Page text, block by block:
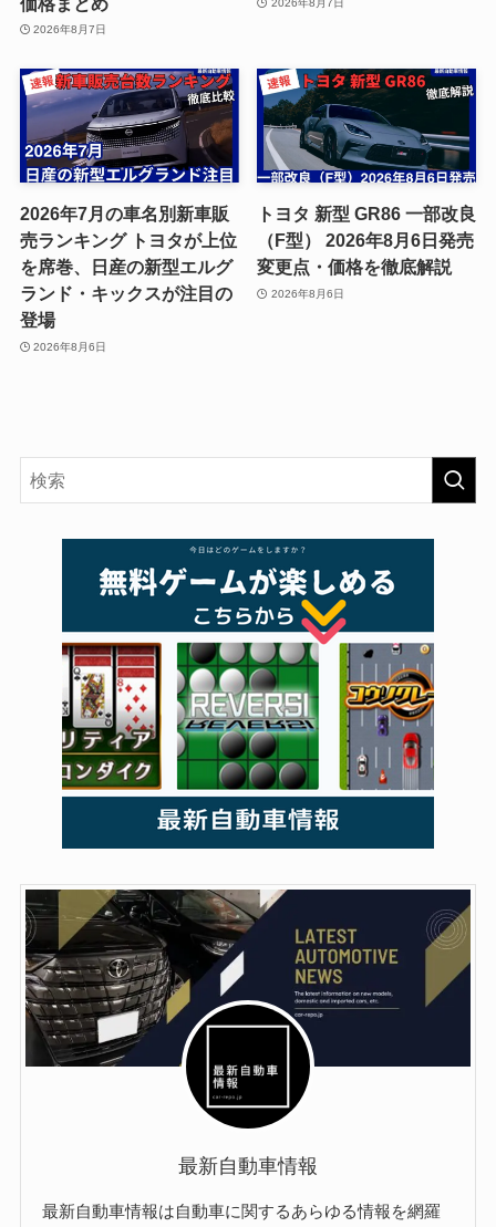
2026年8月7日
2026年8月7日
2026年7月の車名別新車販
売ランキング トヨタが上位
を席巻、日産の新型エルグ
ランド・キックスが注目の
登場
2026年8月6日
トヨタ 新型 GR86 一部改良
（F型） 2026年8月6日発売
変更点・価格を徹底解説
2026年8月6日
最新自動車情報
最新自動車情報は自動車に関するあらゆる情報を網羅